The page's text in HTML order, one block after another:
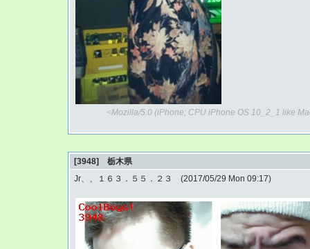
<Mozilla/5.0 (iPhone; CPU iPhone OS 10_2_1 like
[3948] 栃木県
Jr、、１６３．５５．２３ (2017/05/29 Mon 09:17)